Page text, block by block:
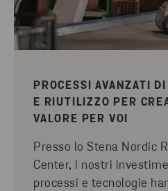
PROCESSI AVANZATI
E RIUTILIZZO PER
VALORE PER VOI
Presso lo Stena Nordic
Center, i nostri
processi e tecnologie